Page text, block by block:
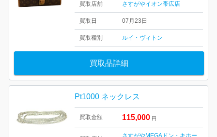
買取店舗 さすがやイオン帯広店
買取日 07月23日
買取種別 ルイ・ヴィトン
買取品詳細
Pt1000 ネックレス
買取金額 115,000 円
さすがやMEGAドン・キホー